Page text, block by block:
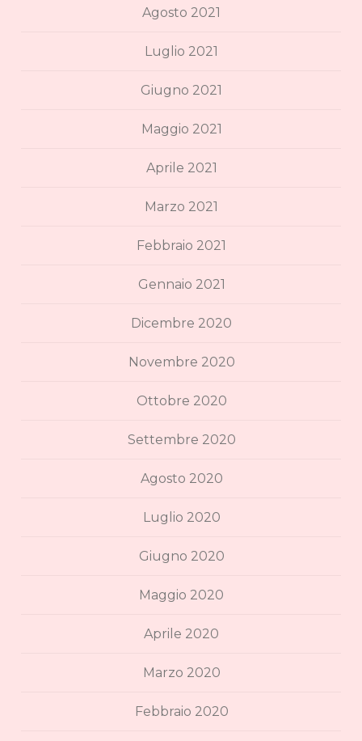
Agosto 2021
Luglio 2021
Giugno 2021
Maggio 2021
Aprile 2021
Marzo 2021
Febbraio 2021
Gennaio 2021
Dicembre 2020
Novembre 2020
Ottobre 2020
Settembre 2020
Agosto 2020
Luglio 2020
Giugno 2020
Maggio 2020
Aprile 2020
Marzo 2020
Febbraio 2020